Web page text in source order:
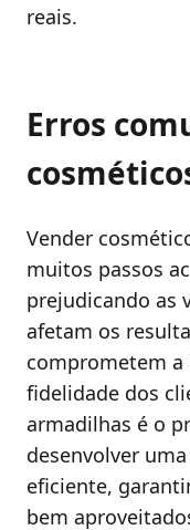
reais.
Erros
Vender
muitos passos
prejudicando as
afetam os
comprometem a
fidelidade dos
armadilhas é o
desenvolver
eficiente,
bem